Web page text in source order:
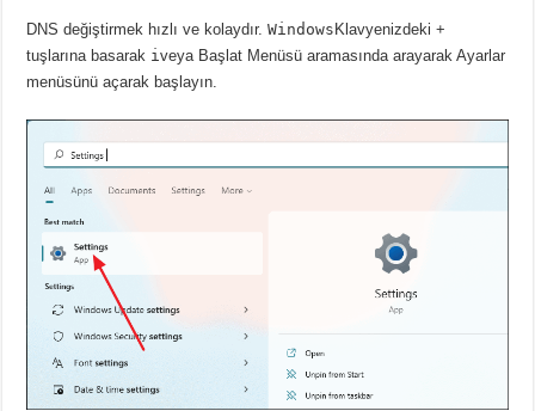
DNS değiştirmek hızlı ve kolaydır.WindowsKlavyenizdeki +
tuşlarına basarak iveya Başlat Menüsü aramasında arayarakAyarlar
menüsünü açarak başlayın.